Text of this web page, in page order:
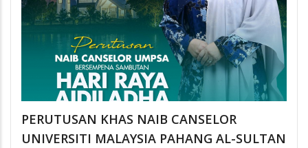
PERUTUSAN KHAS NAIB CANSELOR
UNIVERSITI MALAYSIA PAHANG AL-SULTAN